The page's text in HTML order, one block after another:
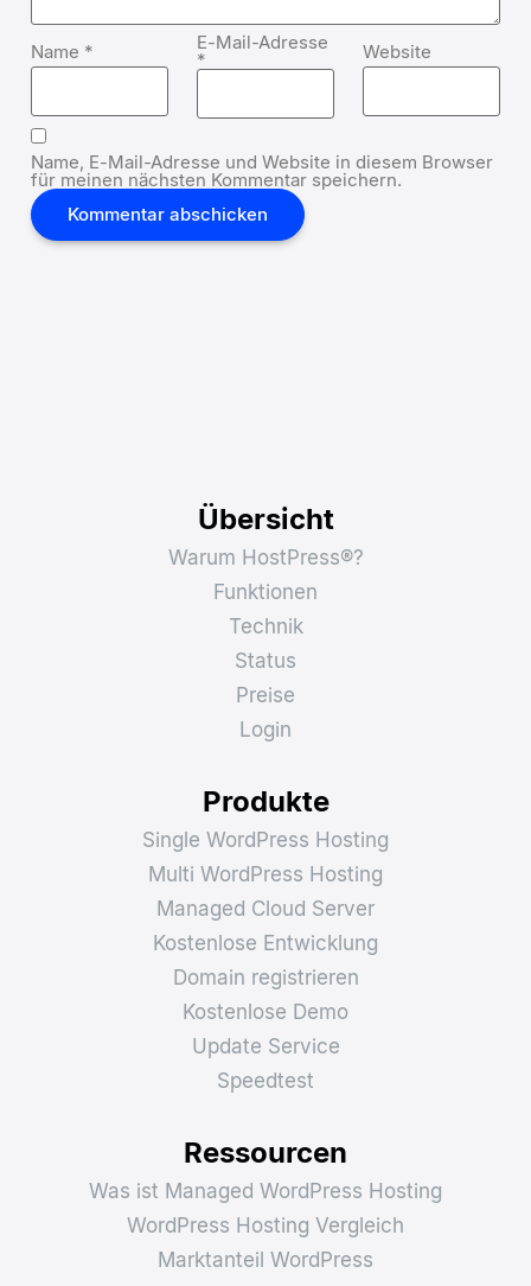
Name * E-Mail-Adresse
* Website
Name, E-Mail-Adresse und Website in diesem Browser
für meinen nächsten Kommentar speichern.
Übersicht
Warum HostPress®?
Funktionen
Technik
Status
Preise
Login
Produkte
Single WordPress Hosting
Multi WordPress Hosting
Managed Cloud Server
Kostenlose Entwicklung
Domain registrieren
Kostenlose Demo
Update Service
Speedtest
Ressourcen
Was ist Managed WordPress Hosting
WordPress Hosting Vergleich
Marktanteil WordPress